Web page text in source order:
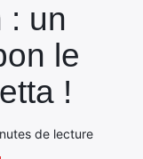
: un
le
!
de lecture